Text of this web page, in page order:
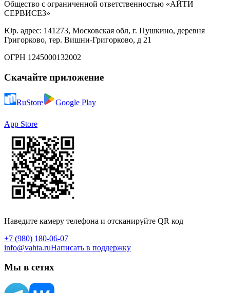
Общество с ограниченной ответственностью «АЙТИ
СЕРВИСЕЗ»
Юр. адрес: 141273, Московская обл, г. Пушкино, деревня
Григорково, тер. Вишни-Григорково, д 21
ОГРН 1245000132002
Скачайте приложение
RuStore Google Play
App Store
Наведите камеру телефона и отсканируйте QR код
+7 (980) 180-06-07
info@vahta.ruНаписать в поддержку
Мы в сетях